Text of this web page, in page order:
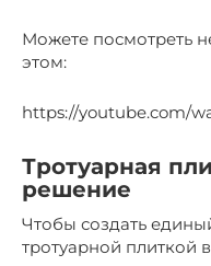
Можете посмотреть
этом:
https://youtube.com/
Тротуарная
решение
Чтобы создать
тротуарной плиткой